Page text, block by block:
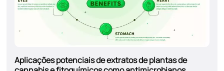
Aplicações potenciais de extratos de plantas de